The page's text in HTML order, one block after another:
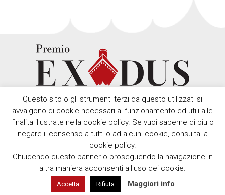
Copyright © Premio Exodus 2012 - 2026 Comune della Spezia,
Piazza Europa, 1 – 19124 La Spezia - Partita IVA 00211160114 -
Policy. Developed by EmotionDesign
Questo sito o gli strumenti terzi da questo utilizzati si
avvalgono di cookie necessari al funzionamento ed utili alle
finalita illustrate nella cookie policy. Se vuoi saperne di piu o
negare il consenso a tutti o ad alcuni cookie, consulta la
cookie policy.
Chiudendo questo banner o proseguendo la navigazione in
altra maniera acconsenti all'uso dei cookie.
Accetta Rifiuta Maggiori info